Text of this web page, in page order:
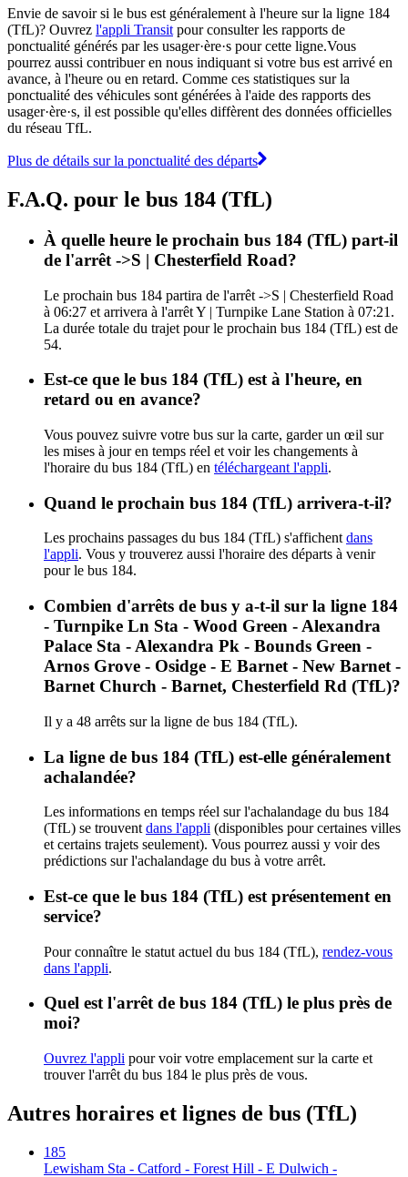
Envie de savoir si le bus est généralement à l'heure sur la ligne 184
(TfL)? Ouvrez l'appli Transit pour consulter les rapports de
ponctualité générés par les usager·ère·s pour cette ligne.Vous
pourrez aussi contribuer en nous indiquant si votre bus est arrivé en
avance, à l'heure ou en retard. Comme ces statistiques sur la
ponctualité des véhicules sont générées à l'aide des rapports des
usager·ère·s, il est possible qu'elles diffèrent des données officielles
du réseau TfL.
Plus de détails sur la ponctualité des départs
F.A.Q. pour le bus 184 (TfL)
À quelle heure le prochain bus 184 (TfL) part-il
de l'arrêt ->S | Chesterfield Road?
Le prochain bus 184 partira de l'arrêt ->S | Chesterfield Road
à 06:27 et arrivera à l'arrêt Y | Turnpike Lane Station à 07:21.
La durée totale du trajet pour le prochain bus 184 (TfL) est de
54.
Est-ce que le bus 184 (TfL) est à l'heure, en
retard ou en avance?
Vous pouvez suivre votre bus sur la carte, garder un œil sur
les mises à jour en temps réel et voir les changements à
l'horaire du bus 184 (TfL) en téléchargeant l'appli.
Quand le prochain bus 184 (TfL) arrivera-t-il?
Les prochains passages du bus 184 (TfL) s'affichent dans
l'appli. Vous y trouverez aussi l'horaire des départs à venir
pour le bus 184.
Combien d'arrêts de bus y a-t-il sur la ligne 184
- Turnpike Ln Sta - Wood Green - Alexandra
Palace Sta - Alexandra Pk - Bounds Green -
Arnos Grove - Osidge - E Barnet - New Barnet -
Barnet Church - Barnet, Chesterfield Rd (TfL)?
Il y a 48 arrêts sur la ligne de bus 184 (TfL).
La ligne de bus 184 (TfL) est-elle généralement
achalandée?
Les informations en temps réel sur l'achalandage du bus 184
(TfL) se trouvent dans l'appli (disponibles pour certaines villes
et certains trajets seulement). Vous pourrez aussi y voir des
prédictions sur l'achalandage du bus à votre arrêt.
Est-ce que le bus 184 (TfL) est présentement en
service?
Pour connaître le statut actuel du bus 184 (TfL), rendez-vous
dans l'appli.
Quel est l'arrêt de bus 184 (TfL) le plus près de
moi?
Ouvrez l'appli pour voir votre emplacement sur la carte et
trouver l'arrêt du bus 184 le plus près de vous.
Autres horaires et lignes de bus (TfL)
185
Lewisham Sta - Catford - Forest Hill - E Dulwich -